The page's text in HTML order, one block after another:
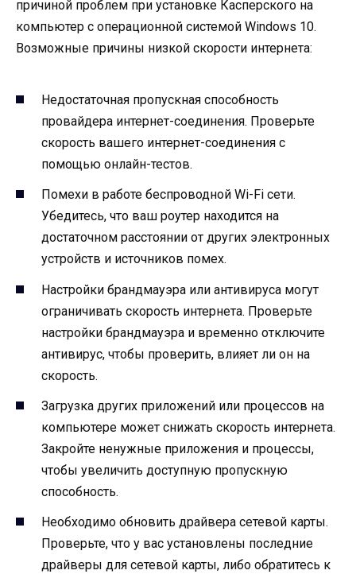
причиной проблем при установке Касперского на
компьютер с операционной системой Windows 10.
Возможные причины низкой скорости интернета:
Недостаточная пропускная способность
провайдера интернет-соединения. Проверьте
скорость вашего интернет-соединения с
помощью онлайн-тестов.
Помехи в работе беспроводной Wi-Fi сети.
Убедитесь, что ваш роутер находится на
достаточном расстоянии от других электронных
устройств и источников помех.
Настройки брандмауэра или антивируса могут
ограничивать скорость интернета. Проверьте
настройки брандмауэра и временно отключите
антивирус, чтобы проверить, влияет ли он на
скорость.
Загрузка другиx приложений или процессов на
компьютере может снижать скорость интернета.
Закройте ненужные приложения и процессы,
чтобы увеличить доступную пропускную
способность.
Необходимо обновить драйвера сетевой карты.
Проверьте, что у вас установлены последние
драйверы для сетевой карты, либо обратитесь к